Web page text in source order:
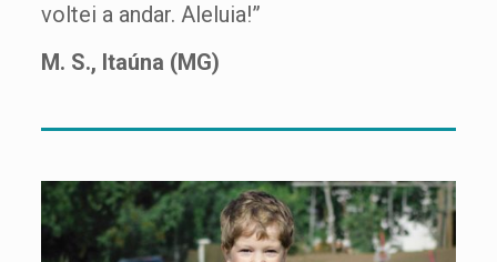
voltei a andar. Aleluia!”
M. S., Itaúna (MG)